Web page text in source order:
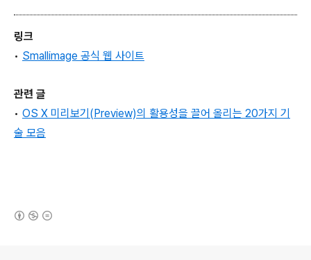
링크
• Smallimage 공식 웹 사이트
관련 글
• OS X 미리보기(Preview)의 활용성을 끌어 올리는 20가지 기
술 모음